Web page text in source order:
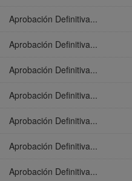
Aprobación Definitiva...
Aprobación Definitiva...
Aprobación Definitiva...
Aprobación Definitiva...
Aprobación Definitiva...
Aprobación Definitiva...
Aprobación Definitiva...